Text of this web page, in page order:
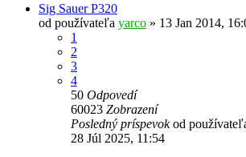
Sig Sauer P320
od používateľa yarco » 13 Jan 2014,
1
2
3
4
50 Odpovedí
60023 Zobrazení
Posledný príspevokod
28 Júl 2025, 11:54